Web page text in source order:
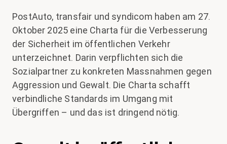
PostAuto, transfair und syndicom haben am 27.
Oktober 2025 eine Charta für die Verbesserung
der Sicherheit im öffentlichen Verkehr
unterzeichnet. Darin verpflichten sich die
Sozialpartner zu konkreten Massnahmen gegen
Aggression und Gewalt. Die Charta schafft
verbindliche Standards im Umgang mit
Übergriffen – und das ist dringend nötig.